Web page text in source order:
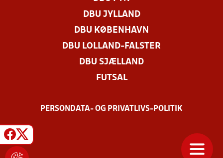
DBU JYLLAND
DBU KØBENHAVN
DBU LOLLAND-FALSTER
DBU SJÆLLAND
FUTSAL
PERSONDATA- OG PRIVATLIVS-POLITIK